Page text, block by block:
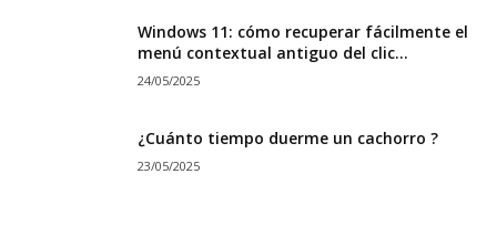
Windows 11: cómo recuperar fácilmente el
menú contextual antiguo del clic...
24/05/2025
¿Cuánto tiempo duerme un cachorro ?
23/05/2025